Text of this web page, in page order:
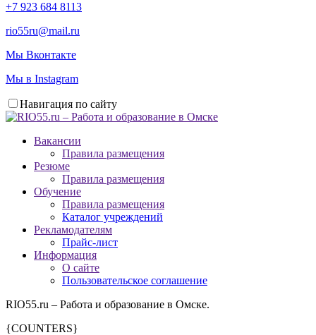
+7 923 684 8113
rio55ru@mail.ru
Мы Вконтакте
Мы в Instagram
Навигация по сайту
Вакансии
Правила размещения
Резюме
Правила размещения
Обучение
Правила размещения
Каталог учреждений
Рекламодателям
Прайс-лист
Информация
О сайте
Пользовательское соглашение
RIO55.ru – Работа и образование в Омске.
{COUNTERS}